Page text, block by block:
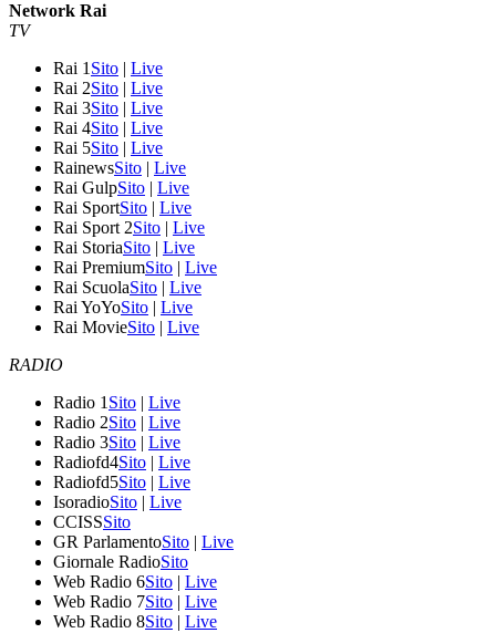
Network Rai
TV
Rai 1 Sito | Live
Rai 2Sito | Live
Rai 3Sito | Live
Rai 4Sito | Live
Rai 5Sito | Live
RainewsSito | Live
Rai GulpSito | Live
Rai SportSito | Live
Rai Sport 2Sito | Live
Rai StoriaSito | Live
Rai PremiumSito | Live
Rai ScuolaSito | Live
Rai YoYoSito | Live
Rai MovieSito | Live
RADIO
Radio 1 Sito | Live
Radio 2Sito | Live
Radio 3Sito | Live
Radiofd4Sito | Live
Radiofd5Sito | Live
IsoradioSito | Live
CCISSSito
GR ParlamentoSito | Live
Giornale RadioSito
Web Radio 6Sito | Live
Web Radio 7Sito | Live
Web Radio 8Sito | Live